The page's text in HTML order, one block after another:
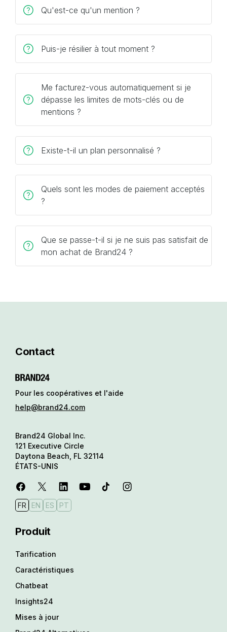
Qu'est-ce qu'un mention ?
Puis-je résilier à tout moment ?
Me facturez-vous automatiquement si je
dépasse les limites de mots-clés ou de
mentions ?
Existe-t-il un plan personnalisé ?
Quels sont les modes de paiement acceptés
?
Que se passe-t-il si je ne suis pas satisfait de
mon achat de Brand24 ?
Contact
Pour les coopératives et l'aide
help@brand24.com
Brand24 Global Inc.
121 Executive Circle
Daytona Beach, FL 32114
ÉTATS-UNIS
FR EN ES PT
Produit
Tarification
Caractéristiques
Chatbeat
Insights24
Mises à jour